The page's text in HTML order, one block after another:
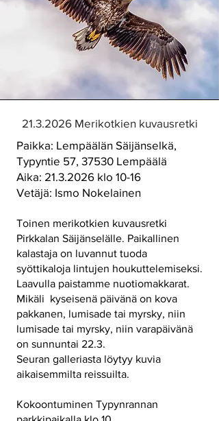
21.3.2026Merikotkien kuvausretki
Paikka: Lempäälän Säijänselkä,
Typyntie 57, 37530 Lempäälä
Aika: 21.3.2026 klo 10-16
Vetäjä: Ismo Nokelainen
Toinen merikotkien kuvausretki
Pirkkalan Säijänselälle. Paikallinen
kalastaja on luvannut tuoda
syöttikaloja lintujen houkuttelemiseksi.
Laavulla paistamme nuotiomakkarat.
Mikäli kyseisenä päivänä on kova
pakkanen, lumisade tai myrsky, niin
lumisade tai myrsky, niin varapäivänä
on sunnuntai 22.3.
Seuran galleriasta löytyy kuvia
aikaisemmilta reissuilta.
Kokoontuminen Typynrannan